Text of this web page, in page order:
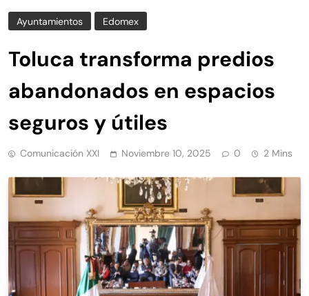
Ayuntamientos Edomex
Toluca transforma predios
abandonados en espacios
seguros y útiles
Comunicación XXI Noviembre 10, 2025 0 2 Mins